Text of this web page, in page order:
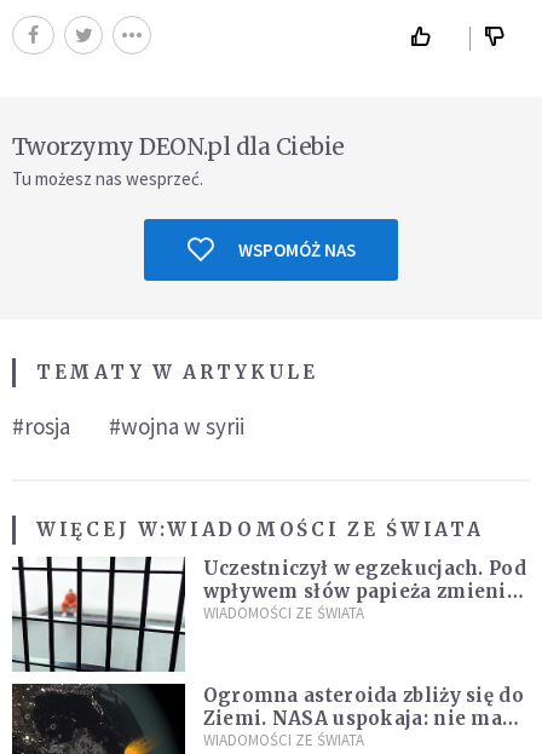
Tworzymy DEON.pl dla Ciebie
Tu możesz nas wesprzeć.
WSPOMÓŻ NAS
TEMATY W ARTYKULE
#rosja #wojna w syrii
WIĘCEJ W:WIADOMOŚCI ZE ŚWIATA
Uczestniczył w egzekucjach. Pod
wpływem słów papieża zmienił
zdanie
WIADOMOŚCI ZE ŚWIATA
Ogromna asteroida zbliży się do
Ziemi. NASA uspokaja: nie ma
zagrożenia
WIADOMOŚCI ZE ŚWIATA